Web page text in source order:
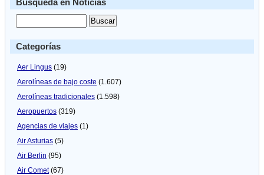
Búsqueda en Noticias
Categorías
Aer Lingus (19)
Aerolíneas de bajo coste (1.607)
Aerolíneas tradicionales (1.598)
Aeropuertos (319)
Agencias de viajes (1)
Air Asturias (5)
Air Berlin (95)
Air Comet(67)